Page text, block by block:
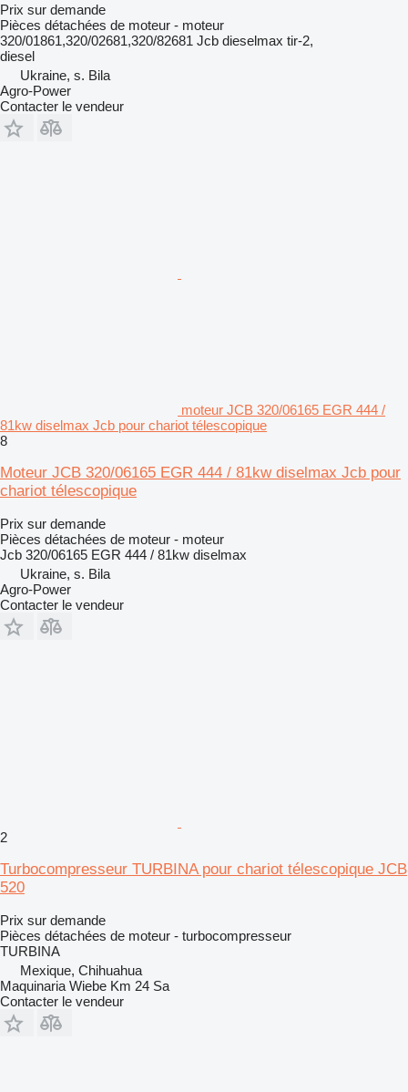
Prix sur demande
Pièces détachées de moteur - moteur
320/01861,320/02681,320/82681 Jcb dieselmax tir-2,
diesel
Ukraine, s. Bila
Agro-Power
Contacter le vendeur
moteur JCB 320/06165 EGR 444 /
81kw diselmax Jcb pour chariot télescopique
8
Moteur JCB 320/06165 EGR 444 / 81kw diselmax Jcb pour
chariot télescopique
Prix sur demande
Pièces détachées de moteur - moteur
Jcb 320/06165 EGR 444 / 81kw diselmax
Ukraine, s. Bila
Agro-Power
Contacter le vendeur
2
Turbocompresseur TURBINA pour chariot télescopique JCB
520
Prix sur demande
Pièces détachées de moteur - turbocompresseur
TURBINA
Mexique, Chihuahua
Maquinaria Wiebe Km 24 Sa
Contacter le vendeur